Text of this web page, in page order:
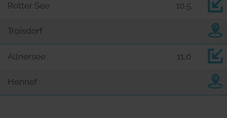
Rotter See 10,5
Troisdorf
Allnersee 11,0
Hennef